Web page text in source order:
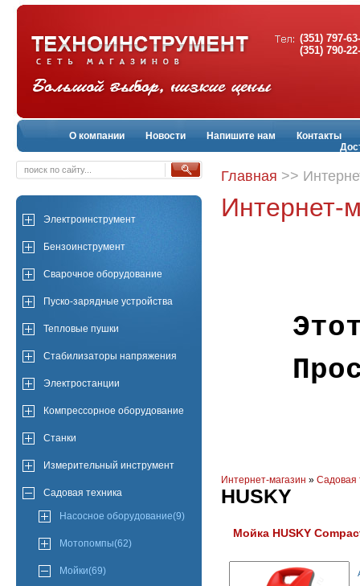
О компании Новости Напишите нам
Контакты
(351) 797-
(351) 790-
Электроинструмент
Бензоинструмент
Сварочное оборудование
Пуско-зарядные устройства
Тепловые пушки
Стабилизаторы напряжения
Электростанции
Компрессорное оборудование
Станки
Измерительный инструмент
Садовая техника
Насосное оборудование(9)
Мотопомпы(62)
Мойки(69)
Главная >>
Интернет-
Интернет-магазин » Садовая
HUSKY
Мойка HUSKY